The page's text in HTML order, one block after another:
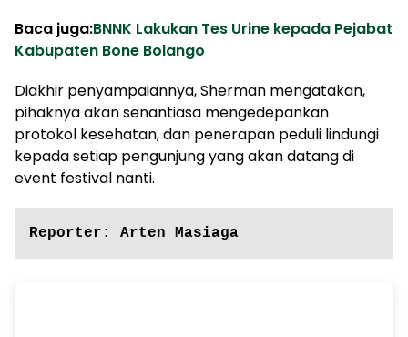
Baca juga:BNNK Lakukan Tes Urine kepada Pejabat
Kabupaten Bone Bolango
Diakhir penyampaiannya, Sherman mengatakan,
pihaknya akan senantiasa mengedepankan
protokol kesehatan, dan penerapan peduli lindungi
kepada setiap pengunjung yang akan datang di
event festival nanti.
Reporter: Arten Masiaga